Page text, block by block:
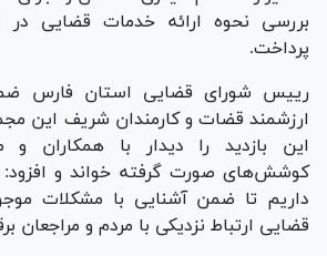
بررسی نحوه ارائه خدمات قضایی
پرداخت.
رییس شورای قضایی استان فارس
ارزشمند قضات و کارمندان شریف این
این بازدید را دیدار با همکاران
کوشش‌های صورت گرفته خواند و افزود:
داریم تا ضمن آشنایی با مشکلات
قضایی ارتباط نزدیکی با مردم و مراجعان